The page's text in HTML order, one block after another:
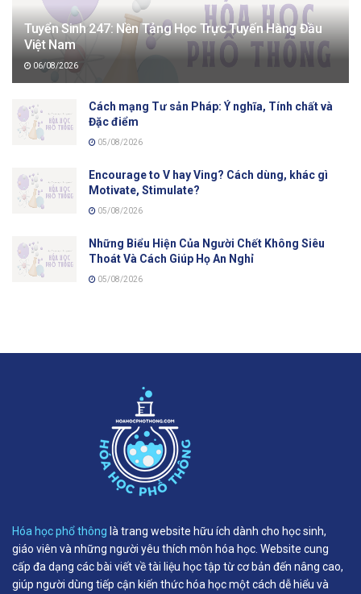
Tuyển Sinh 247: Nền Tảng Học Trực Tuyến Hàng Đầu
Việt Nam
06/08/2026
Cách mạng Tư sản Pháp: Ý nghĩa, Tính chất và
Đặc điểm
05/08/2026
Encourage to V hay Ving? Cách dùng, khác gì
Motivate, Stimulate?
05/08/2026
Những Biểu Hiện Của Người Chết Không Siêu
Thoát Và Cách Giúp Họ An Nghỉ
05/08/2026
Hóa học phổ thông là trang website hữu ích dành cho học sinh,
giáo viên và những người yêu thích môn hóa học. Website cung
cấp đa dạng các bài viết về tài liệu học tập từ cơ bản đến nâng cao,
giúp người dùng tiếp cận kiến thức hóa học một cách dễ hiểu và